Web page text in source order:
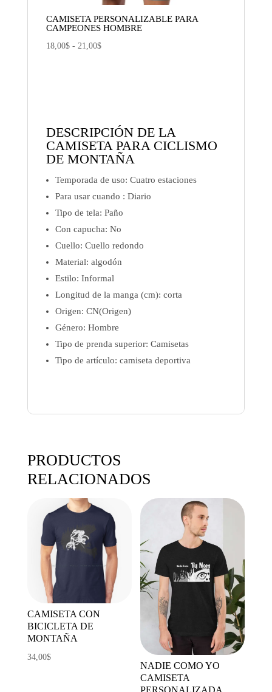
CAMISETA PERSONALIZABLE PARA
CAMPEONES HOMBRE
18,00$ - 21,00$Rango
hasta
21,00$
DESCRIPCIÓN DE LA
CAMISETA PARA CICLISMO
DE MONTAÑA
Temporada de uso: Cuatro estaciones
Para usar cuando : Diario
Tipo de tela: Paño
Con capucha: No
Cuello: Cuello redondo
Material: algodón
Estilo: Informal
Longitud de la manga (cm): corta
Origen: CN(Origen)
Género: Hombre
Tipo de prenda superior: Camisetas
Tipo de artículo: camiseta deportiva
PRODUCTOS
RELACIONADOS
CAMISETA CON
BICICLETA DE
MONTAÑA
34,00$
NADIE COMO YO
CAMISETA